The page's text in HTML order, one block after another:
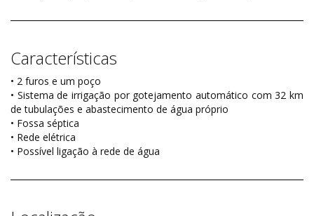
Características
• 2 furos e um poço
• Sistema de irrigação por gotejamento automático com 32 km
de tubulações e abastecimento de água próprio
• Fossa séptica
• Rede elétrica
• Possível ligação à rede de água